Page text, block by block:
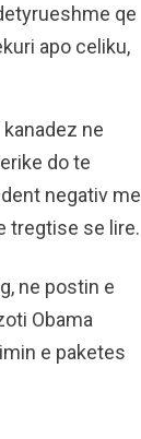
qe
apo celiku,
ne
do te
negativ me
tregtise se lire.
ne postin e
Obama
e paketes